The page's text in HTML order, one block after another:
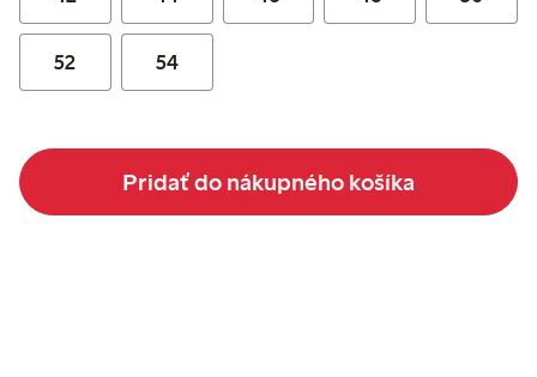
52 54
Pridať do nákupného košíka